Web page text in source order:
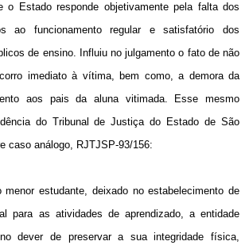
o Estado responde objetivamente pela falta dos
ao funcionamento regular e satisfatório dos
de ensino. Influiu no julgamento o fato de não
imediato à vítima, bem como, a demora da
aos pais da aluna vitimada. Esse mesmo
do Tribunal de Justiça do Estado de São
caso análogo, RJTJSP-93/156:
menor estudante, deixado no estabelecimento de
para as atividades de aprendizado, a entidade
dever de preservar a sua integridade física,